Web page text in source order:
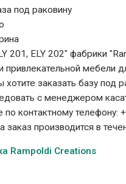
под раковину
201, ELY 202" фабрики
мебели
заказать базу под
с менеджером
по контактному
заказ производится в
Rampoldi Creations